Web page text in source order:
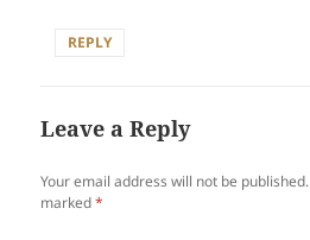
REPLY
Leave a Reply
Your email address will not be published.
marked*